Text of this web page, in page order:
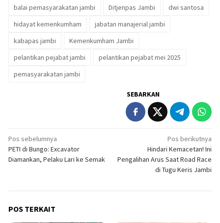
balai pemasyarakatan jambi Ditjenpas Jambi
dwi santosa
hidayat kemenkumham
jabatan manajerial jambi
kabapas jambi
Kemenkumham Jambi
pelantikan pejabat jambi
pelantikan pejabat mei 2025
pemasyarakatan jambi
SEBARKAN
Navigasi
pos
Pos sebelumnya
PETI di Bungo: Excavator
Diamankan, Pelaku Lari ke Semak
Pos berikutnya
Hindari Kemacetan! Ini
Pengalihan Arus Saat Road Race
di Tugu Keris Jambi
POS TERKAIT